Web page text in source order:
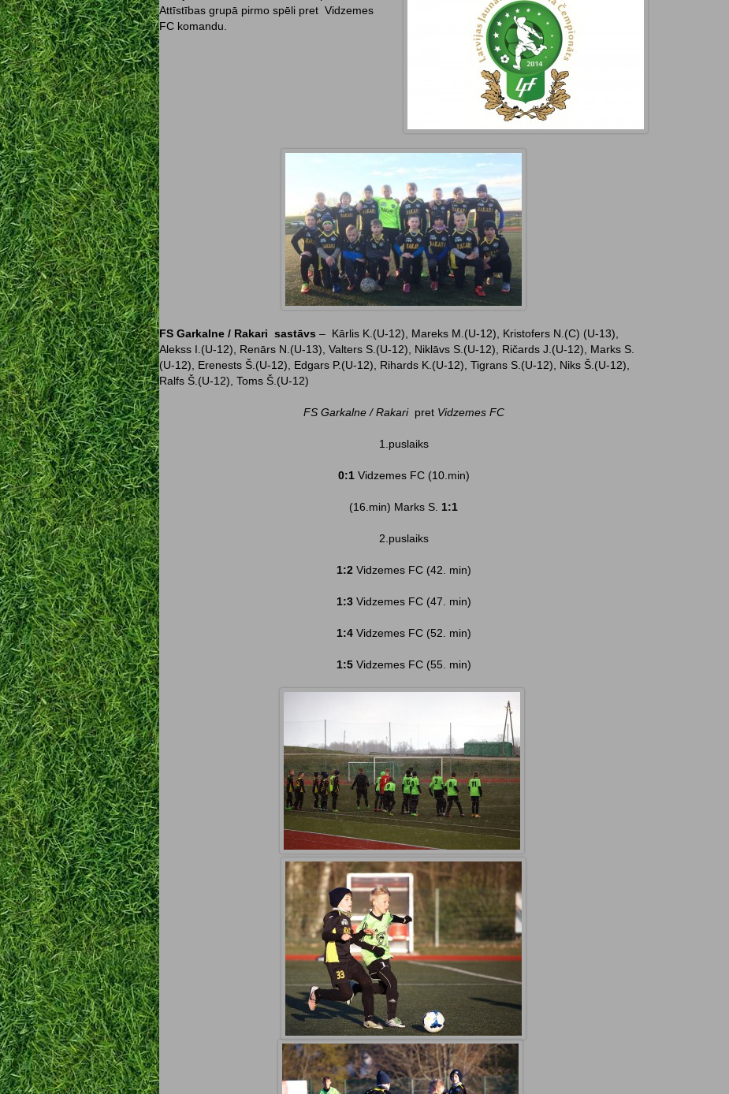
Attīstības grupā pirmo spēli pret Vidzemes
FC komandu.
FS Garkalne / Rakari sastāvs – Kārlis K.(U-12), Mareks M.(U-12), Kristofers N.(C) (U-13),
Alekss I.(U-12), Renārs N.(U-13), Valters S.(U-12), Niklāvs S.(U-12), Ričards J.(U-12), Marks S.
(U-12), Erenests Š.(U-12), Edgars P.(U-12), Rihards K.(U-12), Tigrans S.(U-12), Niks Š.(U-12),
Ralfs Š.(U-12), Toms Š.(U-12)
FS Garkalne / Rakaripret Vidzemes FC
1.puslaiks
0:1Vidzemes FC (10.min)
(16.min) Marks S. 1:1
2.puslaiks
1:2 Vidzemes FC (42. min)
1:3 Vidzemes FC (47. min)
1:4 Vidzemes FC (52. min)
1:5 Vidzemes FC (55. min)